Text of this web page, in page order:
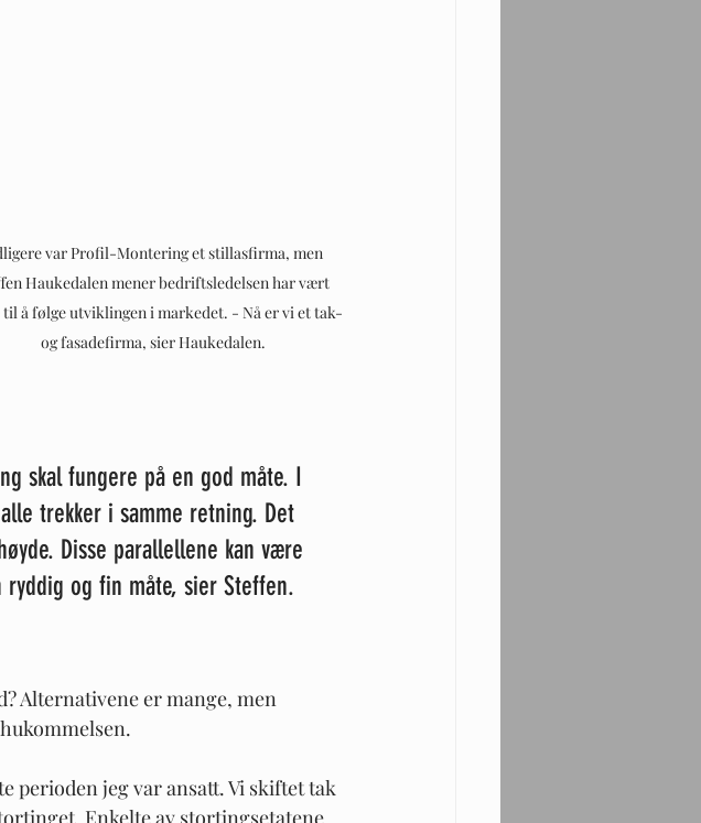
var Profil-Montering et stillasfirma, men
Haukedalen mener bedriftsledelsen har vært
å følge utviklingen i markedet. - Nå er vi et tak-
og fasadefirma, sier Haukedalen.
skal fungere på en god måte. I
trekker i samme retning. Det
Disse parallellene kan være
og fin måte, sier Steffen.
Alternativene er mange, men
perioden jeg var ansatt. Vi skiftet tak
Enkelte av stortingsetatene